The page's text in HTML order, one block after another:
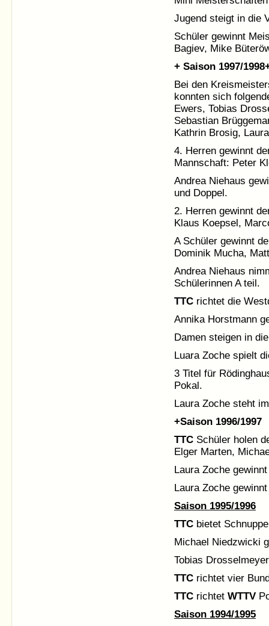
Jugend steigt in die
Schüler gewinnt
Bagiev, Mike
+ Saison 1997/
Bei den
konnten sich
Ewers, Tobias
Sebastian
Kathrin Brosig,
4. Herren gewinnt
Mannschaft: Peter
Andrea Niehaus
und Doppel.
2. Herren gewinnt
Klaus Koepsel,
A Schüler gewinnt
Dominik Mucha,
Andrea Niehaus
Schülerinnen A teil.
TTC richtet die
Annika Horstmann
Damen steigen in
Luara Zoche spielt
3 Titel für
Pokal.
Laura Zoche steht
+Saison 1996/1997
TTC Schüler holen
Elger Marten,
Laura Zoche
Laura Zoche
Saison 1995/1996
TTC bietet
Michael Niedzwicki
Tobias
TTC richtet vier
TTC richtet WTTV
Saison 1994/1995